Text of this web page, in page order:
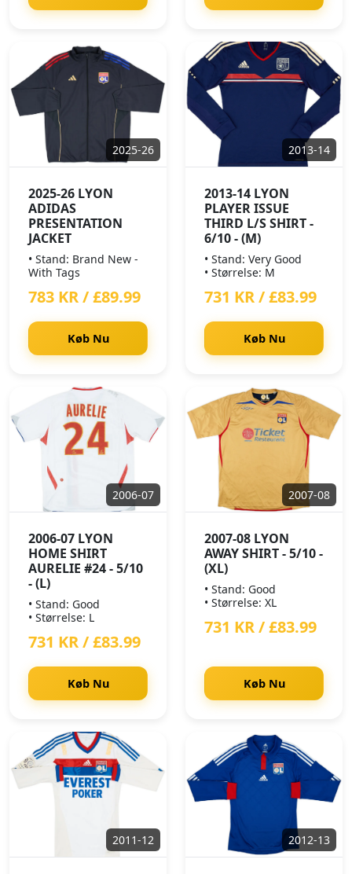
2025-26
2025-26 LYON
ADIDAS
PRESENTATION
JACKET
• Stand: Brand New -
With Tags
783 KR / £89.99
Køb Nu
2013-14
2013-14 LYON
PLAYER ISSUE
THIRD L/S SHIRT -
6/10 - (M)
• Stand: Very Good
• Størrelse: M
731 KR / £83.99
Køb Nu
2006-07
2006-07 LYON
HOME SHIRT
AURELIE #24 - 5/10
- (L)
• Stand: Good
• Størrelse: L
731 KR / £83.99
Køb Nu
2007-08
2007-08 LYON
AWAY SHIRT - 5/10 -
(XL)
• Stand: Good
• Størrelse: XL
731 KR / £83.99
Køb Nu
2011-12 2012-13